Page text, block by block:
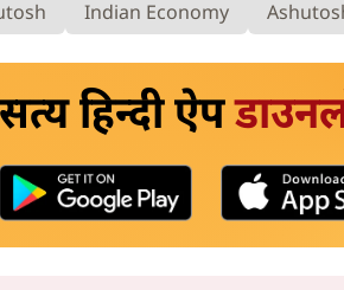
Indian Economy
सत्य हिन्दी ऐप